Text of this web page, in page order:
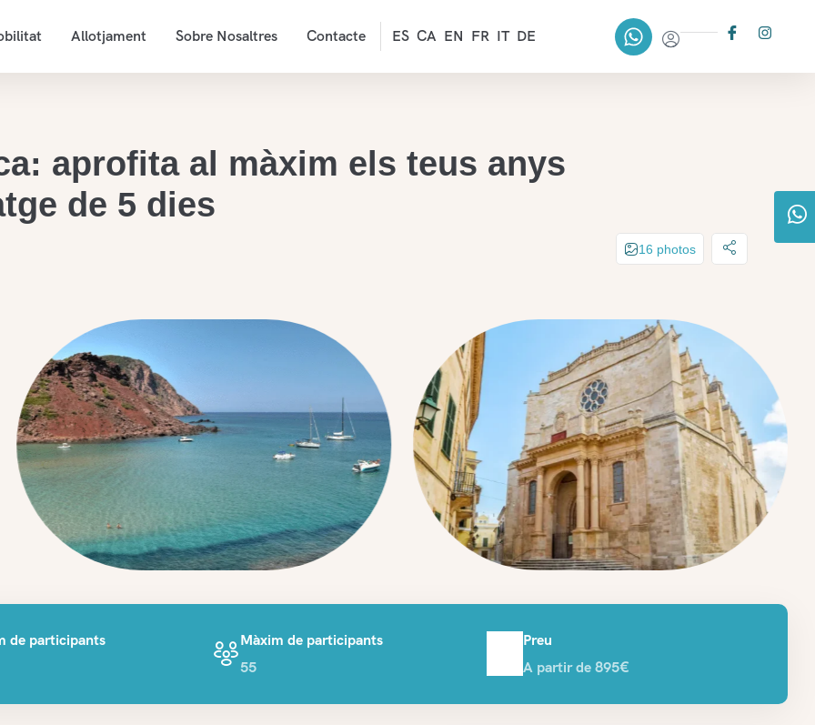
Allotjament Sobre Nosaltres Contacte ES CA EN FR IT DE
aprofita al màxim els teus anys
de 5 dies
16 photos
de participants
Màxim de participants
55
Preu
A partir de 895€